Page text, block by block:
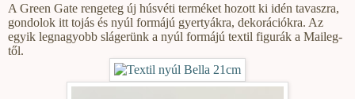
A Green Gate rengeteg új húsvéti terméket hozott ki idén tavaszra,
gondolok itt tojás és nyúl formájú gyertyákra, dekorációkra. Az
egyik legnagyobb slágerünk a nyúl formájú textil figurák a Maileg-
től.